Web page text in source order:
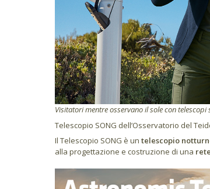
Visitatori mentre osservano il sole con
Telescopio SONG dell’Osservatorio del
Il Telescopio SONG è un telescopio
alla progettazione e costruzione di una